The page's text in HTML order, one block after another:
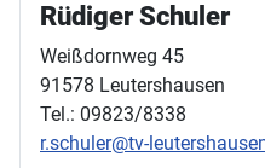
Rüdiger Schuler
Weißdornweg 45
91578 Leutershausen
Tel.: 09823/8338
r.schuler@tv-